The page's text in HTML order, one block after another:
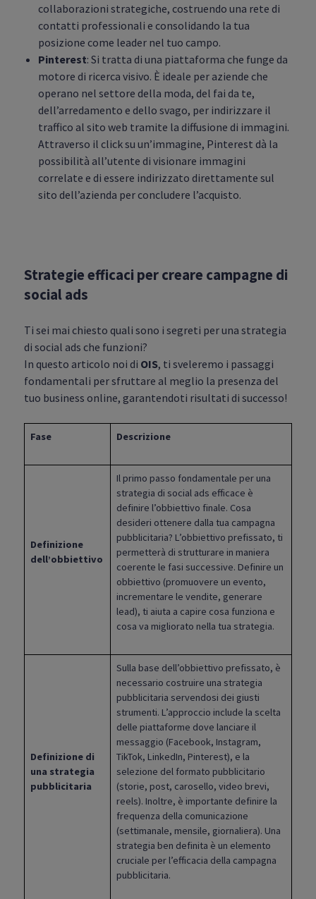
collaborazioni strategiche, costruendo una rete di
contatti professionali e consolidando la tua
posizione come leader nel tuo campo.
Pinterest: Si tratta di una piattaforma che funge da
motore di ricerca visivo. È ideale per aziende che
operano nel settore della moda, del fai da te,
dell’arredamento e dello svago, per indirizzare il
traffico al sito web tramite la diffusione di immagini.
Attraverso il click su un’immagine, Pinterest dà la
possibilità all’utente di visionare immagini
correlate e di essere indirizzato direttamente sul
sito dell’azienda per concludere l’acquisto.
Strategie efficaci per creare campagne di
social ads
Ti sei mai chiesto quali sono i segreti per una strategia
di social ads che funzioni?
In questo articolo noi di OIS, ti sveleremo i passaggi
fondamentali per sfruttare al meglio la presenza del
tuo business online, garantendoti risultati di successo!
Fase Descrizione
Definizione
dell’obbiettivo
Il primo passo fondamentale per una
strategia di social ads efficace è
definire l’obbiettivo finale. Cosa
desideri ottenere dalla tua campagna
pubblicitaria? L’obbiettivo prefissato, ti
permetterà di strutturare in maniera
coerente le fasi successive. Definire un
obbiettivo (promuovere un evento,
incrementare le vendite, generare
lead), ti aiuta a capire cosa funziona e
cosa va migliorato nella tua strategia.
Definizione di
una strategia
pubblicitaria
Sulla base dell’obbiettivo prefissato, è
necessario costruire una strategia
pubblicitaria servendosi dei giusti
strumenti. L’approccio include la scelta
delle piattaforme dove lanciare il
messaggio (Facebook, Instagram,
TikTok, LinkedIn, Pinterest), e la
selezione del formato pubblicitario
(storie, post, carosello, video brevi,
reels). Inoltre, è importante definire la
frequenza della comunicazione
(settimanale, mensile, giornaliera). Una
strategia ben definita è un elemento
cruciale per l’efficacia della campagna
pubblicitaria.